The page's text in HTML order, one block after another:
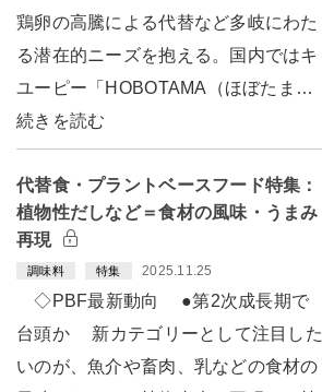
鶏卵の高騰による代替など多岐にわた
る潜在的ニーズを抱える。国内ではキ
ユーピー「HOBOTAMA（ほぼたま…
続きを読む
代替食・プラントベースフード特集：
植物性だしなど＝食材の風味・うまみ
再現
調味料 特集 2025.11.25
◇PBF最新動向 ●第2次成長期で
台頭か 新カテゴリーとして注目した
いのが、魚介や畜肉、乳などの食材の